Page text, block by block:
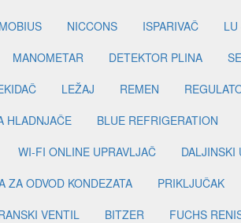
MOBIUS NICCONS ISPARIVAČ LU
MANOMETAR DETEKTOR PLINA
LEŽAJ REMEN
HLADNJAČE BLUE REFRIGERATION
WI-FI ONLINE UPRAVLJAČ DALJINSKI
ZA ODVOD KONDEZATA PRIKLJUČAK
VENTIL BITZER FUCHS